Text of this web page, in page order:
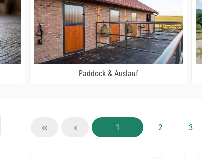
Paddock & Auslauf
Seite
1 Seite
2 Seite
3